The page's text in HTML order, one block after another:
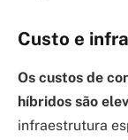
Custo e
Os custos de
híbridos são
infraestrutura